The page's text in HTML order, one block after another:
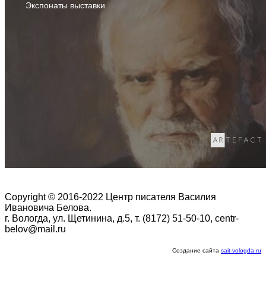
Экспонаты выставки
Copyright © 2016-2022 Центр писателя Василия
Ивановича Белова.
г. Вологда, ул. Щетинина, д.5, т. (8172) 51-50-10, centr-
belov@mail.ru
Создание сайта sait-vologda.ru